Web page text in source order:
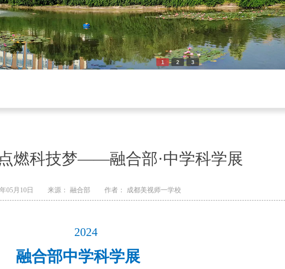
1 2 3
燃科技梦——融合部·中学科学展
05月10日 来源： 融合部 作者： 成都美视师一学校
2024
融合部中学科学展